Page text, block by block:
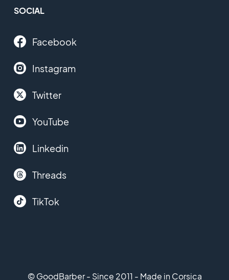
SOCIAL
Facebook
Instagram
Twitter
YouTube
Linkedin
Threads
TikTok
© GoodBarber - Since 2011 - Made in Corsica